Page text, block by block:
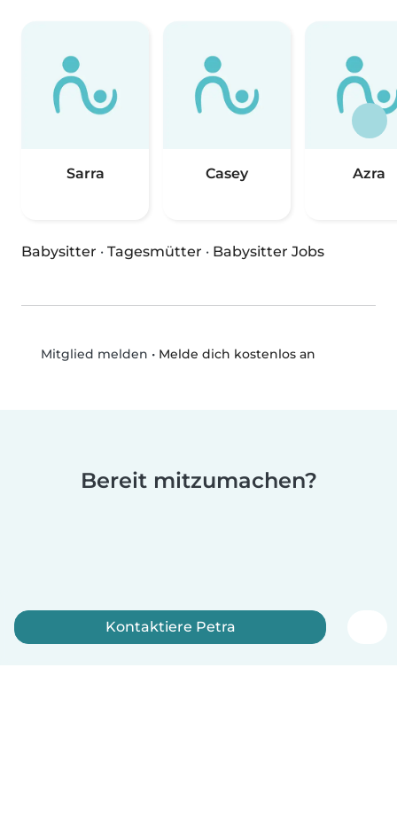
Sarra Casey Azra
Babysitter · Tagesmütter · Babysitter Jobs
Mitglied melden • Melde dich kostenlos an
Bereit mitzumachen?
Kontaktiere Petra